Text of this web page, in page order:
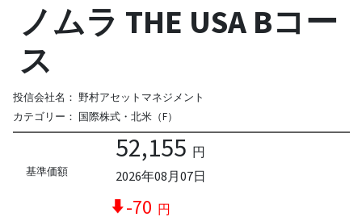
ノムラ THE USA Bコー
ス
投信会社名： 野村アセットマネジメント
カテゴリー： 国際株式・北米（F）
基準価額
52,155 円
2026年08月07日
-70 円